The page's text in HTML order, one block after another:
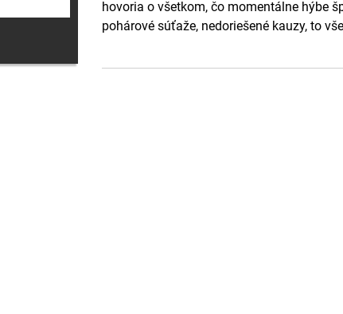
hovoria o všetkom, čo momentálne hýbe
pohárové súťaže, nedoriešené kauzy, to